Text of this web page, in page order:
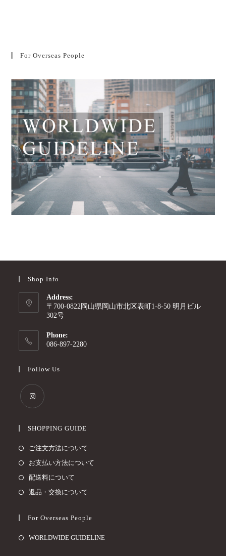
For Overseas People
Shop Info
Address:
〒700-0822岡山県岡山市北区表町1-8-50 明月ビル
302号
Phone:
086-897-2280
Follow Us
SHOPPING GUIDE
ご注文方法について
お支払い方法について
配送料について
返品・交換について
For Overseas People
WORLDWIDE GUIDELINE